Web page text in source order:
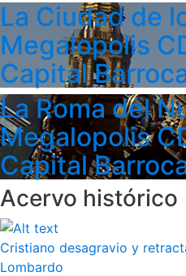
La Ciudad de
Megalopolis
Capital
La Roma del
Megalopolis
Capital
Acervo histórico
Cristiano desagravio y
Lombardo